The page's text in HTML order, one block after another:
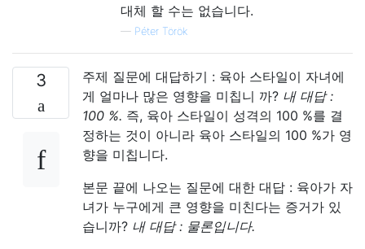
대체 할 수는 없습니다.
— Péter Török
3
주제 질문에 대답하기 : 육아 스타일이 자녀에
게 얼마나 많은 영향을 미칩니 까? 내 대답 :
100 %. 즉, 육아 스타일이 성격의 100 %를 결
정하는 것이 아니라 육아 스타일의 100 %가 영
향을 미칩니다.
본문 끝에 나오는 질문에 대한 대답 : 육아가 자
녀가 누구에게 큰 영향을 미친다는 증거가 있
습니까? 내 대답 : 물론입니다.